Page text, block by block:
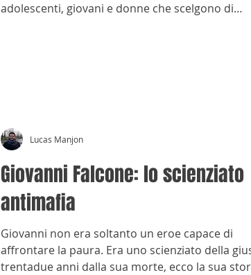
adolescenti, giovani e donne che scelgono di
Giovanni Falcone: lo scienziato
antimafia
Giovanni non era soltanto un eroe capace di
affrontare la paura. Era uno scienziato della
trentadue anni dalla sua morte, ecco la sua
Lucas Manjon